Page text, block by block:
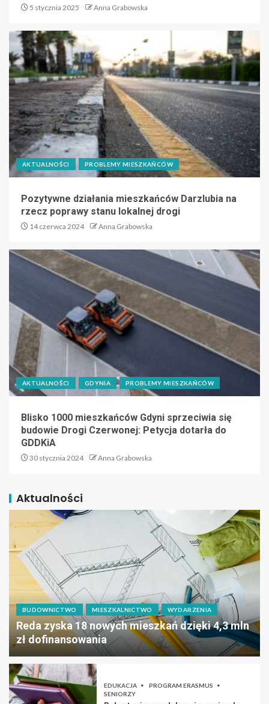
5 stycznia 2025 Anna Grabowska
AKTUALNOŚCI PROBLEMY MIESZKAŃCÓW
Pozytywne działania mieszkańców Darzlubia na
rzecz poprawy stanu lokalnej drogi
14 czerwca 2024 Anna Grabowska
AKTUALNOŚCI GDYNIA PROBLEMY MIESZKAŃCÓW
Blisko 1000 mieszkańców Gdyni sprzeciwia się
budowie Drogi Czerwonej: Petycja dotarła do
GDDKiA
30 stycznia 2024 Anna Grabowska
Aktualności
BUDOWNICTWO MIESZKALNICTWO WYDARZENIA
Reda zyska 18 nowych mieszkań dzięki 4,3 mln
zł dofinansowania
EDUKACJA
PROGRAM ERASMUS
SENIORZY